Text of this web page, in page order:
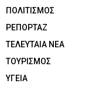
ΠΟΛΙΤΙΣΜΟΣ
ΡΕΠΟΡΤΑΖ
ΤΕΛΕΥΤΑΙΑ ΝΕΑ
ΤΟΥΡΙΣΜΟΣ
ΥΓΕΙΑ